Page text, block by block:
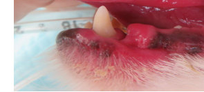
【編著】
「基礎から学ぶ小動物の歯科
「基礎から学ぶ小動物の歯科